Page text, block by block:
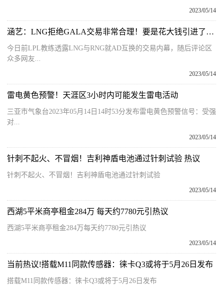
2023/05/14
涵艺：LNG拒绝GALA交易非常合理！要是花大钱引进了不夺冠咋办？
今日前LPL教练透露LNG与RNG就AD互换的交易内幕，随后评论区
众多网友...
2023/05/14
雷电黄色预警！天涯区3小时内可能发生雷电活动
三亚市气象台2023年05月14日14时53分发布雷电黄色预警信号：受强
对...
2023/05/14
针刺不起火、不冒烟！吉利神盾电池通过针刺试验 热议
针刺不起火、不冒烟！吉利神盾电池通过针刺试验
2023/05/14
西湖5平米商亭租金284万 每天约7780元引热议
西湖5平米商亭租金284万每天约7780元引热议
2023/05/14
当前热议!搭载M11同款传感器：徕卡Q3或将于5月26日发布
搭载M11同款传感器：徕卡Q3或将于5月26日发布